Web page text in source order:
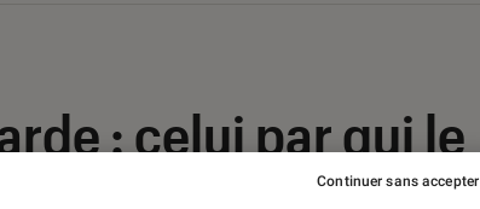
: celui par qui le
Continuer sans accepter